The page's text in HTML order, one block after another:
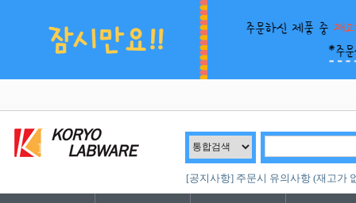
[공지사항] 주문시 유의사항 (재고가